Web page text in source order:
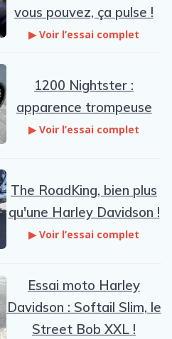
vous pouvez, ça pulse !
▶ Voir l’essai complet
1200 Nightster :
apparence trompeuse
▶ Voir l’essai complet
The RoadKing, bien plus
qu'une Harley Davidson !
▶ Voir l’essai complet
Essai moto Harley
Davidson : Softail Slim, le
Street Bob XXL !